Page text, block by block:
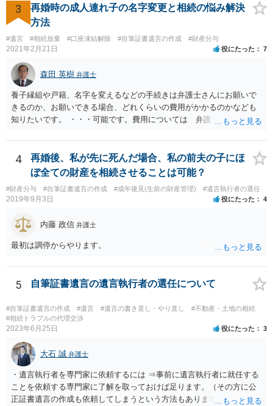
方に対して， ・相続に関する主張は法的根拠がなく，一切応じないこ
と ・今後一切の連絡をしてこないでほしいこと ・連絡を継続してくる
ようであれば警察への通報や法的措置も辞さないこと などを記載した
書面を発送してもらうことがよろしいように思います。
3
再婚時の成人連れ子の名字変更と相続の悩み解決
方法
#遺言 #相続放棄 #口座凍結解除 #自筆証書遺言の作成 #財産分与
2021年2月21日 役にたった 7
森田 英樹 弁護士
養子縁組や戸籍、名字を変えるなどの手続きは弁護士さんにお願いで
きるのか、お願いできる場合、どれくらいの費用がかかるのかなども
知りたいです。 ・・・可能です。費用については 弁護士と直接面談
ています。 やはり、成人した子のことまでごちゃごちゃ考えず、自分
の事だけ考えるべきなのでしょうか ・・・お子さんの事をまで含め良
い解決案があればお悩みになるのは当然と言えば当然のことです。 彼
と親子関係を結びたいと思っているが、名字は変えたくない・・・養
子縁組の必要があり 氏も変更することになります。 しかし 彼は成人
しているとは言え、自分の子と私の連れ子、全て平等にしたいと希
望。もちろん私もそうできればと思います。 ・・・婚姻前の契約 あ
るいは 遺言書などで その意思を実現する方法はあります。 弁護
士に相談してみてください。
4
再婚後、私が先に死んだ場合、私の前夫の子にほ
ぼ全ての財産を相続させることは可能？
#財産分与 #自筆証書遺言の作成 #成年後見(生前の財産管理) #遺言執行者の選任
2019年9月3日 役にたった 4
内藤 政信 弁護士
最初は調停からやります。
5 自筆証書遺言の遺言執行者の選任について
#自筆証書遺言の作成 #遺言 #遺言の書き直し・やり直し
#不動産・土地の相続
#相続トラブルの代理交渉
2023年6月25日 役にたった 3
大石 誠 弁護士
・遺言執行者を専門家に依頼するには ⇒事前に遺言執行者に就任する
ことを依頼する専門家に了解を取っておけば足ります。（その方に公
正証書遺言の作成も依頼してしまうという方法もあります） 事前に了